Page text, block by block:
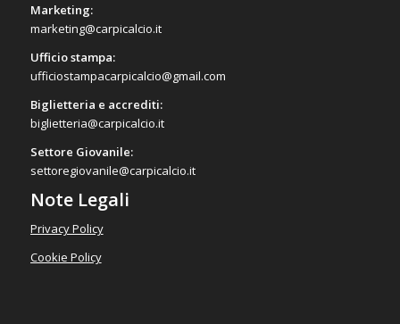
Marketing:
marketing@carpicalcio.it
Ufficio stampa:
ufficiostampacarpicalcio@gmail.com
Biglietteria e accrediti:
biglietteria@carpicalcio.it
Settore Giovanile:
settoregiovanile@carpicalcio.it
Note Legali
Privacy Policy
Cookie Policy